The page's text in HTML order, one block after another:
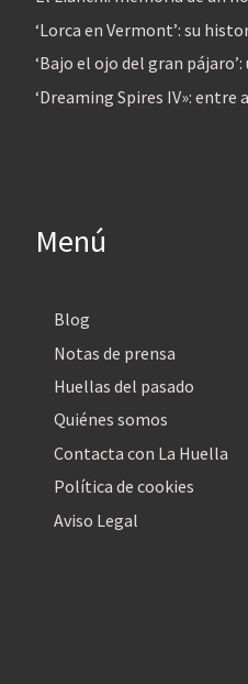
‘Lorca en Vermont’: su
‘Bajo el ojo del gran
‘Dreaming Spires IV»:
Menú
Blog
Notas de prensa
Huellas del pasado
Quiénes somos
Contacta con La Huella
Política de cookies
Aviso Legal